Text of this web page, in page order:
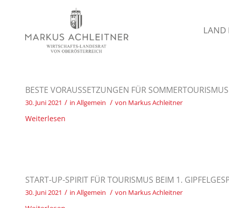
LAND
BESTE VORAUSSETZUNGEN FÜR
30. Juni 2021 / in Allgemein / von Markus Achleitner
Weiterlesen
START-UP-SPIRIT FÜR TOURISMUS BEIM 1.
30. Juni 2021 / in Allgemein / von Markus Achleitner